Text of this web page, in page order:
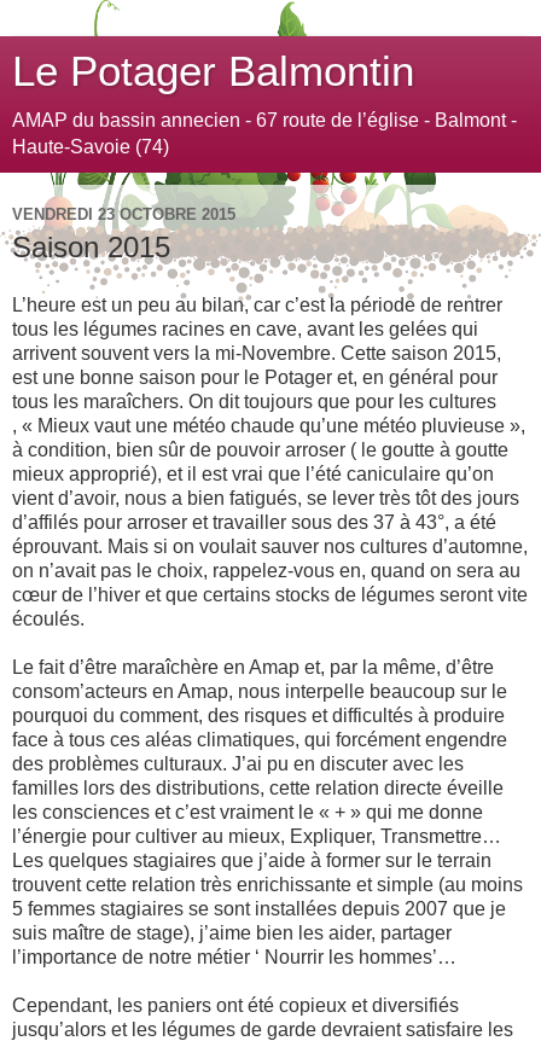
Le Potager Balmontin
AMAP du bassin annecien - 67 route de l’église - Balmont -
Haute-Savoie (74)
VENDREDI 23 OCTOBRE 2015
Saison 2015
L’heure est un peu au bilan, car c’est la période de rentrer
tous les légumes racines en cave, avant les gelées qui
arrivent souvent vers la mi-Novembre. Cette saison 2015,
est une bonne saison pour le Potager et, en général pour
tous les maraîchers. On dit toujours que pour les cultures
, « Mieux vaut une météo chaude qu’une météo pluvieuse »,
à condition, bien sûr de pouvoir arroser ( le goutte à goutte
mieux approprié), et il est vrai que l’été caniculaire qu’on
vient d’avoir, nous a bien fatigués, se lever très tôt des jours
d’affilés pour arroser et travailler sous des 37 à 43°, a été
éprouvant. Mais si on voulait sauver nos cultures d’automne,
on n’avait pas le choix, rappelez-vous en, quand on sera au
cœur de l’hiver et que certains stocks de légumes seront vite
écoulés.
Le fait d’être maraîchère en Amap et, par la même, d’être
consom’acteurs en Amap, nous interpelle beaucoup sur le
pourquoi du comment, des risques et difficultés à produire
face à tous ces aléas climatiques, qui forcément engendre
des problèmes culturaux. J’ai pu en discuter avec les
familles lors des distributions, cette relation directe éveille
les consciences et c’est vraiment le « + » qui me donne
l’énergie pour cultiver au mieux, Expliquer, Transmettre…
Les quelques stagiaires que j’aide à former sur le terrain
trouvent cette relation très enrichissante et simple (au moins
5 femmes stagiaires se sont installées depuis 2007 que je
suis maître de stage), j’aime bien les aider, partager
l’importance de notre métier ‘ Nourrir les hommes’…
Cependant, les paniers ont été copieux et diversifiés
jusqu’alors et les légumes de garde devraient satisfaire les